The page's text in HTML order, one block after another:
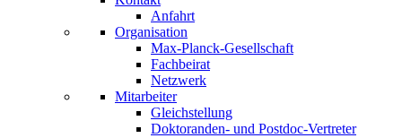
Anfahrt
Organisation
Max-Planck-Gesellschaft
Fachbeirat
Netzwerk
Mitarbeiter
Gleichstellung
Doktoranden- und Postdoc-Vertreter